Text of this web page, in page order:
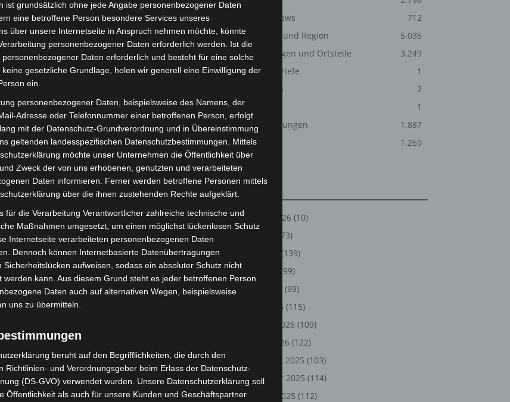
laufenden Ermittlungen ab.
und Unschuldsvermutung
sich deutlich zu den Vorgängen: „Die
das Vertrauen, das die Menschen zu
wäre dies nicht nur ein möglicher
die Werte und Maßstäbe, denen wir uns als
wir transparent und konsequent und werden
Konsequenzen ziehen, um das Vertrauen
Beeinträchtigungen des Dienstbetriebs
Abschluss der Ermittlungen die
Angaben eng mit den zuständigen
Entwicklungen soll informiert werden, sofern
sind bei schwerwiegenden
Ermittlungen zu schützen und
Für Bürgerinnen und Bürger ist dabei
um das Vertrauen in staatliche
Corona-News
712
Hannover und Region
5.035
Langenhagen und Ortsteile
3.249
Leserbriefe
1
Menschen
2
Über uns
1
Veranstaltungen
1.887
Welt
1.269
August 2026 (10)
(73)
(139)
(99)
(99)
März 2026 (115)
Februar 2026 (109)
Januar 2026 (122)
Dezember 2025 (103)
November 2025 (114)
Oktober 2025 (112)
ist grundsätzlich ohne jede Angabe personenbezogener Daten
eine betroffene Person besondere Services unseres
über unsere Internetseite in Anspruch nehmen möchte, könnte
personenbezogener Daten erforderlich werden. Ist die
personenbezogener Daten erforderlich und besteht für eine solche
keine gesetzliche Grundlage, holen wir generell eine Einwilligung der
ein.
personenbezogener Daten, beispielsweise des Namens, der
Adresse oder Telefonnummer einer betroffenen Person, erfolgt
mit der Datenschutz-Grundverordnung und in Übereinstimmung
geltenden landesspezifischen Datenschutzbestimmungen. Mittels
möchte unser Unternehmen die Öffentlichkeit über
Zweck der von uns erhobenen, genutzten und verarbeiteten
Daten informieren. Ferner werden betroffene Personen mittels
über die ihnen zustehenden Rechte aufgeklärt.
für die Verarbeitung Verantwortlicher zahlreiche technische und
Maßnahmen umgesetzt, um einen möglichst lückenlosen Schutz
Internetseite verarbeiteten personenbezogenen Daten
Dennoch können Internetbasierte Datenübertragungen
Sicherheitslücken aufweisen, sodass ein absoluter Schutz nicht
werden kann. Aus diesem Grund steht es jeder betroffenen Person
Daten auch auf alternativen Wegen, beispielsweise
uns zu übermitteln.
beruht auf den Begrifflichkeiten, die durch den
Richtlinien- und Verordnungsgeber beim Erlass der Datenschutz-
(DS-GVO) verwendet wurden. Unsere Datenschutzerklärung soll
Öffentlichkeit als auch für unsere Kunden und Geschäftspartner